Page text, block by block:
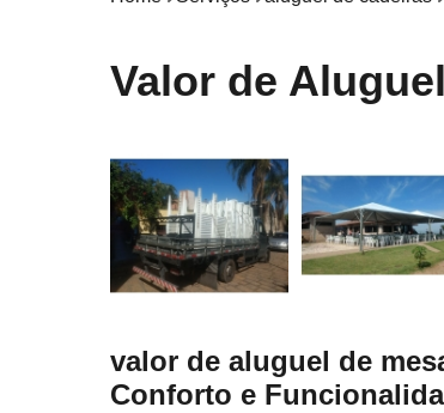
Valor de
valor de aluguel de
Conforto e